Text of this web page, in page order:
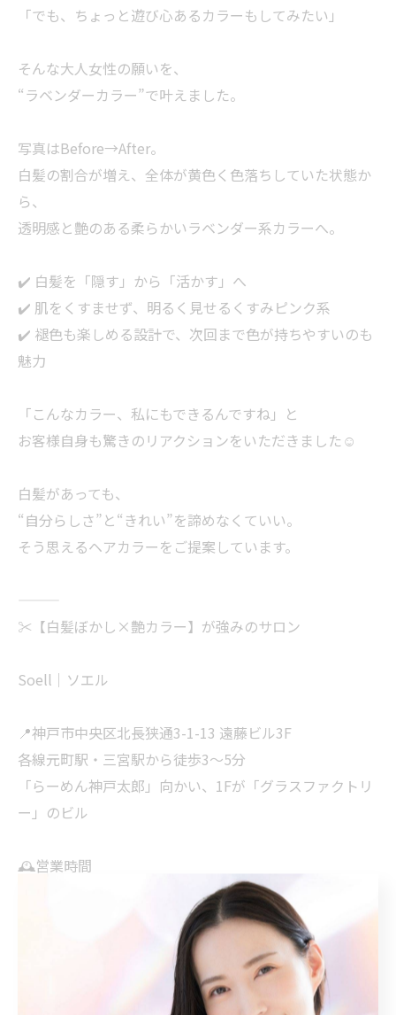
「でも、ちょっと遊び心あるカラーもしてみたい」
そんな大人女性の願いを、
“ラベンダーカラー”で叶えました。
写真はBefore→After。
白髪の割合が増え、全体が黄色く色落ちしていた状態か
ら、
透明感と艶のある柔らかいラベンダー系カラーへ。
✔️ 白髪を「隠す」から「活かす」へ
✔️ 肌をくすませず、明るく見せるくすみピンク系
✔️ 褪色も楽しめる設計で、次回まで色が持ちやすいのも
魅力
「こんなカラー、私にもできるんですね」と
お客様自身も驚きのリアクションをいただきました☺️
白髪があっても、
“自分らしさ”と“きれい”を諦めなくていい。
そう思えるヘアカラーをご提案しています。
———
✂️【白髪ぼかし×艶カラー】が強みのサロン
Soell｜ソエル
📍神戸市中央区北長狭通3-1-13 遠藤ビル3F
各線元町駅・三宮駅から徒歩3〜5分
「らーめん神戸太郎」向かい、1Fが「グラスファクトリ
ー」のビル
🕰営業時間
日曜：10:00〜19:00（不定休）
📩ご予約・ご相談はDMまたはプロフィールURLからお気